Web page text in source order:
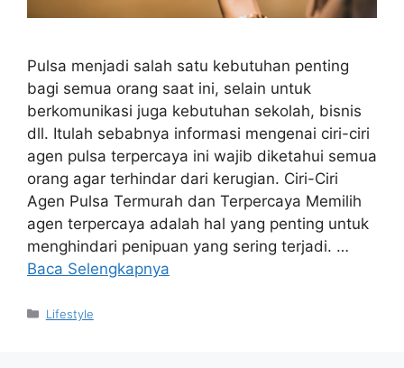
Pulsa menjadi salah satu kebutuhan penting
bagi semua orang saat ini, selain untuk
berkomunikasi juga kebutuhan sekolah, bisnis
dll. Itulah sebabnya informasi mengenai ciri-ciri
agen pulsa terpercaya ini wajib diketahui semua
orang agar terhindar dari kerugian. Ciri-Ciri
Agen Pulsa Termurah dan Terpercaya Memilih
agen terpercaya adalah hal yang penting untuk
menghindari penipuan yang sering terjadi. …
Baca Selengkapnya
Kategori
Lifestyle